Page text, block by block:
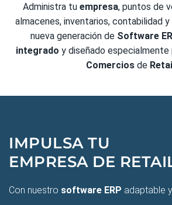
Administra tu empresa, puntos de
almacenes, inventarios, contabilidad
nueva generación de Software
integrado y diseñado especialmente
Comerciosde
IMPULSA TU
EMPRESA DE
Con nuestro software ERP adaptable